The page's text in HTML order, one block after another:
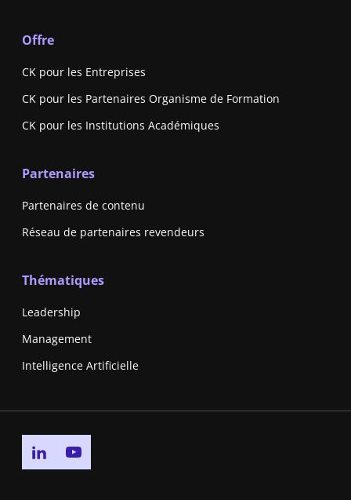
Offre
CK pour les Entreprises
CK pour les Partenaires Organisme de Formation
CK pour les Institutions Académiques
Partenaires
Partenaires de contenu
Réseau de partenaires revendeurs
Thématiques
Leadership
Management
Intelligence Artificielle
Go to linkedin page